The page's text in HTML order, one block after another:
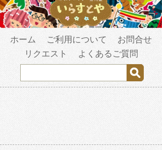
ホーム ご利用について
お問合せ
リクエスト
よくあるご質問